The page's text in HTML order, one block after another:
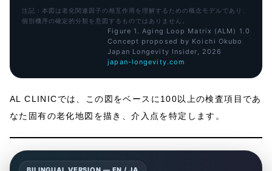
注記：本図は老化関連因子の相互作用を理解するための概念モデルであり、
個別機序の確定的分類を意図するものではありません。
Figure 1. Aging Loop Matrix (ALM) 1.0
Concept proposed by Koichi Okubo
Japan Longevity Insider, 2026
japan-longevity.com
AL CLINICでは、この図をベースに100以上の検査項目であ
なた固有の老化地図を描き、介入点を特定します。